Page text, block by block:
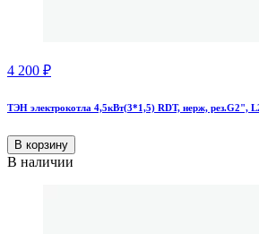
4 200 ₽
ТЭН электрокотла 4,5кВт(3*1,5) RDT, нерж, рез.G2",
В корзину
В наличии